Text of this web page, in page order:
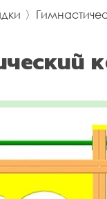
〉